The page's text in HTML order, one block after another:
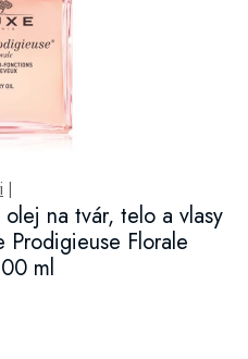
na tvár, telo a vlasy
Florale
ml